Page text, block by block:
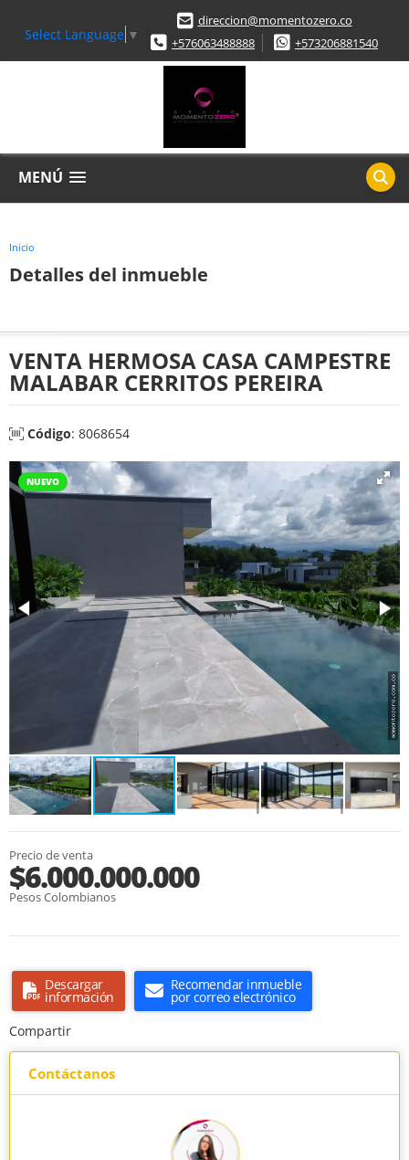
Select Language ▼
direccion@momentozero.co
+576063488888
+573206881540
MENÚ
Inicio
Detalles del inmueble
VENTA HERMOSA CASA CAMPESTRE
MALABAR CERRITOS PEREIRA
Código: 8068654
NUEVO
Precio de venta
$6.000.000.000
Pesos Colombianos
Descargar
información
Recomendar inmueble
por correo electrónico
Compartir
Contáctanos